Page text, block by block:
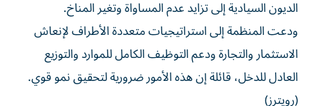
الديون السيادية إلى تزايد عدم المساواة وتغير المناخ.
ودعت المنظمة إلى استراتيجيات متعددة الأطراف لإنعاش
الاستثمار والتجارة ودعم التوظيف الكامل للموارد والتوزيع
العادل للدخل، قائلة إن هذه الأمور ضرورية لتحقيق نمو قوي.
(رويترز)